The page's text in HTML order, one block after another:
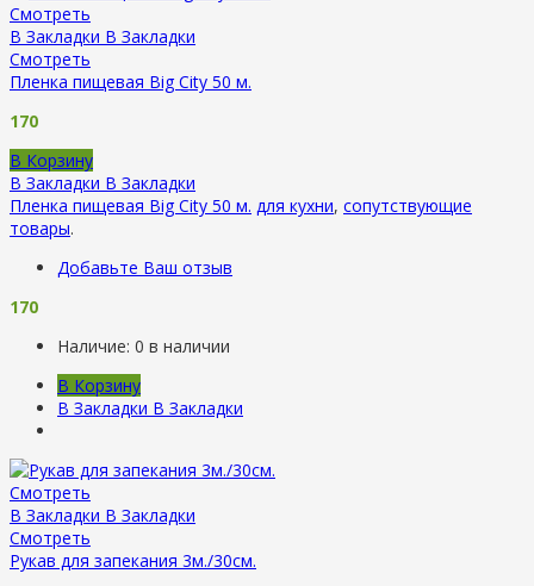
Смотреть
В Закладки В Закладки
Смотреть
Пленка пищевая Big City 50 м.
170
В Корзину
В Закладки В Закладки
Пленка пищевая Big City 50 м. для кухни, сопутствующие
товары.
Добавьте Ваш отзыв
170
Наличие: 0 в наличии
В Корзину
В Закладки В Закладки
Смотреть
В Закладки В Закладки
Смотреть
Рукав для запекания 3м./30см.